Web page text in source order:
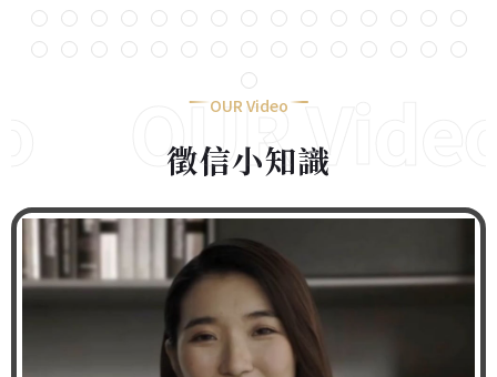
OUR Video
OUR Video
徵信小知識